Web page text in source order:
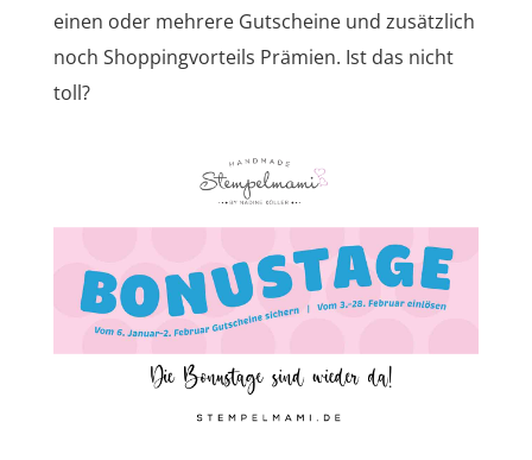
einen oder mehrere Gutscheine und zusätzlich
noch Shoppingvorteils Prämien. Ist das nicht
toll?